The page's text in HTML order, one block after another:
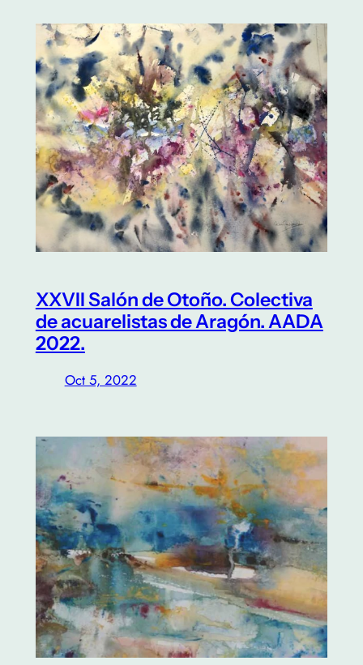
XXVII Salón de Otoño. Colectiva
de acuarelistas de Aragón. AADA
2022.
Oct 5, 2022